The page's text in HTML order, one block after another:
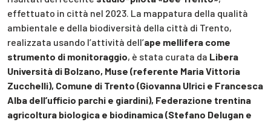
effettuato in città nel 2023. La mappatura della qualità
ambientale e della biodiversità della città di Trento,
realizzata usando l’attività dell’ape mellifera come
strumento di monitoraggio, è stata curata da Libera
Università di Bolzano, Muse (referente Maria Vittoria
Zucchelli), Comune di Trento (Giovanna Ulrici e Francesca
Alba dell’ufficio parchi e giardini), Federazione trentina
agricoltura biologica e biodinamica (Stefano Delugan e